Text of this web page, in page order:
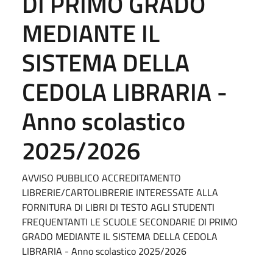
MEDIANTE IL
SISTEMA DELLA
CEDOLA LIBRARIA -
Anno scolastico
2025/2026
AVVISO PUBBLICO ACCREDITAMENTO
LIBRERIE/CARTOLIBRERIE INTERESSATE ALLA
FORNITURA DI LIBRI DI TESTO AGLI STUDENTI
FREQUENTANTI LE SCUOLE SECONDARIE DI PRIMO
GRADO MEDIANTE IL SISTEMA DELLA CEDOLA
LIBRARIA - Anno scolastico 2025/2026